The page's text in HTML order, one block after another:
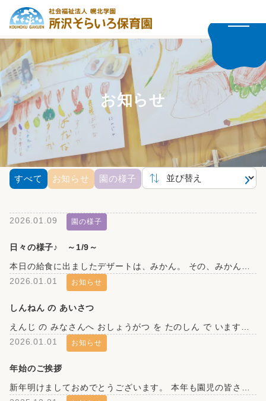
お知らせ
すべて お知らせ 園の様子
2026.01.09 園の様子
日々の様子♪ ～1/9～
2026.01.01
お知らせ
しんねん の あいさつ
2026.01.01
お知らせ
年始のご挨拶